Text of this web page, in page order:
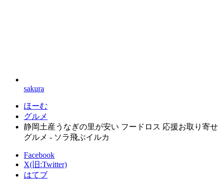
sakura
ほーむ
グルメ
静岡土産うなぎの里が安い フードロス 応援お取り寄せ
グルメ - ソラ飛ぶイルカ
Facebook
X(旧:Twitter)
はてブ